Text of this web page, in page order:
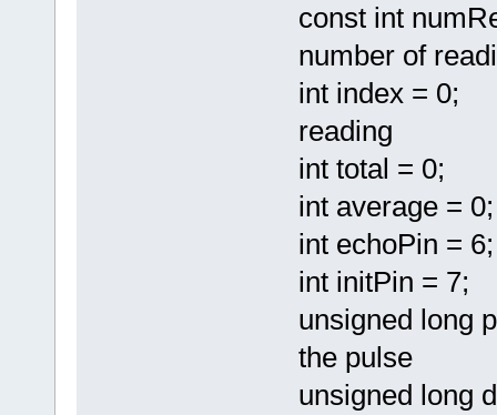
const int
number of
int index =
reading
int total = 0;
int average
int echoPin
int initPin =
unsigned long
the pulse
unsigned long